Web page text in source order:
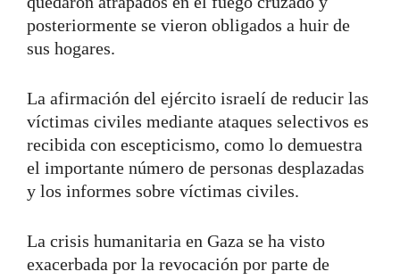
posteriormente se vieron obligados a huir de
sus hogares.
La afirmación del ejército israelí de reducir las
víctimas civiles mediante ataques selectivos es
recibida con escepticismo, como lo demuestra
el importante número de personas desplazadas
y los informes sobre víctimas civiles.
La crisis humanitaria en Gaza se ha visto
exacerbada por la revocación por parte de